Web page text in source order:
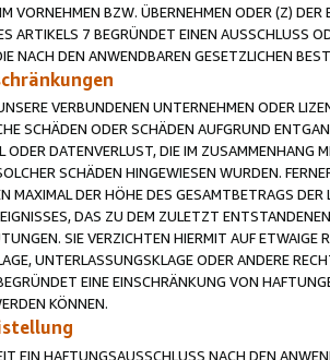
VORNEHMEN BZW. ÜBERNEHMEN ODER (Z)
ARTIKELS 7 BEGRÜNDET EINEN AUSSCHLUSS
NACH DEN ANWENDBAREN GESETZLICHEN
VERBUNDENEN UNTERNEHMEN ODER
SCHÄDEN ODER SCHÄDEN AUFGRUND
ODER DATENVERLUST, DIE IM ZUSAMMENHANG
SCHÄDEN HINGEWIESEN WURDEN.
MAXIMAL DER HÖHE DES GESAMTBETRAGS
DAS ZU DEM ZULETZT
SIE VERZICHTEN HIERMIT AUF
UNTERLASSUNGSKLAGE ODER ANDERE
EINE EINSCHRÄNKUNG VON
KÖNNEN.
EIN HAFTUNGSAUSSCHLUSS NACH DEN